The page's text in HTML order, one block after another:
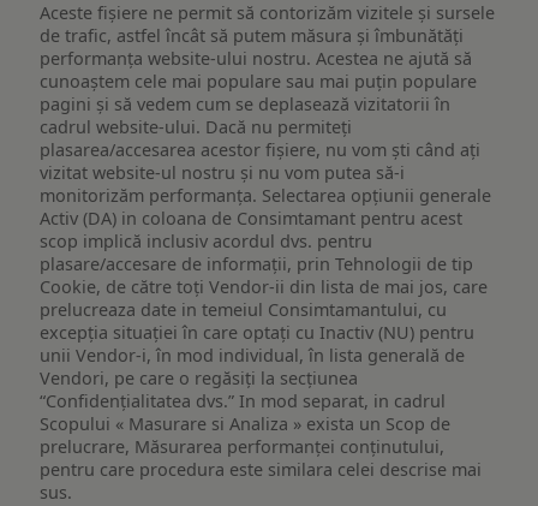
Aceste fișiere ne permit să contorizăm vizitele și sursele
de trafic, astfel încât să putem măsura și îmbunătăți
performanța website-ului nostru. Acestea ne ajută să
cunoaștem cele mai populare sau mai puțin populare
pagini și să vedem cum se deplasează vizitatorii în
cadrul website-ului. Dacă nu permiteți
plasarea/accesarea acestor fișiere, nu vom ști când ați
vizitat website-ul nostru și nu vom putea să-i
monitorizăm performanța. Selectarea opțiunii generale
Activ (DA) in coloana de Consimtamant pentru acest
scop implică inclusiv acordul dvs. pentru
plasare/accesare de informații, prin Tehnologii de tip
Cookie, de către toți Vendor-ii din lista de mai jos, care
prelucreaza date in temeiul Consimtamantului, cu
excepția situației în care optați cu Inactiv (NU) pentru
unii Vendor-i, în mod individual, în lista generală de
Vendori, pe care o regăsiți la secțiunea
“Confidențialitatea dvs.” In mod separat, in cadrul
Scopului « Masurare si Analiza » exista un Scop de
prelucrare, Măsurarea performanței conținutului,
pentru care procedura este similara celei descrise mai
sus.